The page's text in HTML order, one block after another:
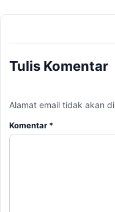
Tulis Komentar